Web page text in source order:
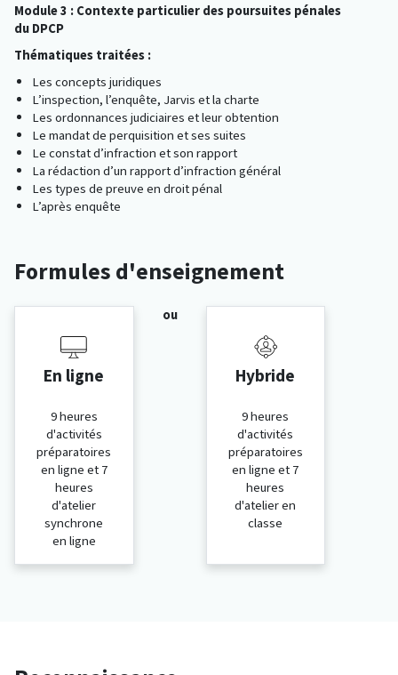
Module 3 : Contexte particulier des poursuites pénales
du DPCP
Thématiques traitées :
Les concepts juridiques
L’inspection, l’enquête, Jarvis et la charte
Les ordonnances judiciaires et leur obtention
Le mandat de perquisition et ses suites
Le constat d’infraction et son rapport
La rédaction d’un rapport d’infraction général
Les types de preuve en droit pénal
L’après enquête
Formules d'enseignement
En ligne
9 heures
d'activités
préparatoires
en ligne et 7
heures
d'atelier
synchrone
en ligne
ou
Hybride
9 heures
d'activités
préparatoires
en ligne et 7
heures
d'atelier en
classe